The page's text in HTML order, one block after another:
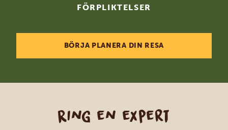
FÖRPLIKTELSER
BÖRJA PLANERA DIN RESA
Ring en expert